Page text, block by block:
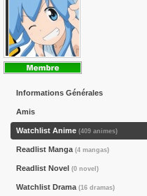
Informations Générales
Amis
Watchlist Anime (409 animes)
Readlist Manga (4 mangas)
Readlist Novel (0 novel)
Watchlist Drama (16 dramas)